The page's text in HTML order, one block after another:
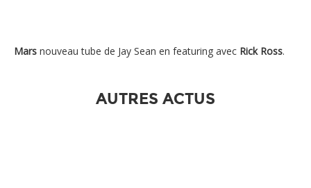
Mars nouveau tube de Jay Sean en featuring avec Rick Ross.
AUTRES ACTUS